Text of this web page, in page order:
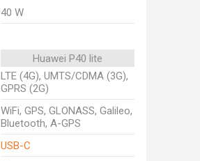
40 W
Huawei P40 lite
LTE (4G), UMTS/CDMA (3G),
GPRS (2G)
WiFi, GPS, GLONASS, Galileo,
Bluetooth, A-GPS
USB-C